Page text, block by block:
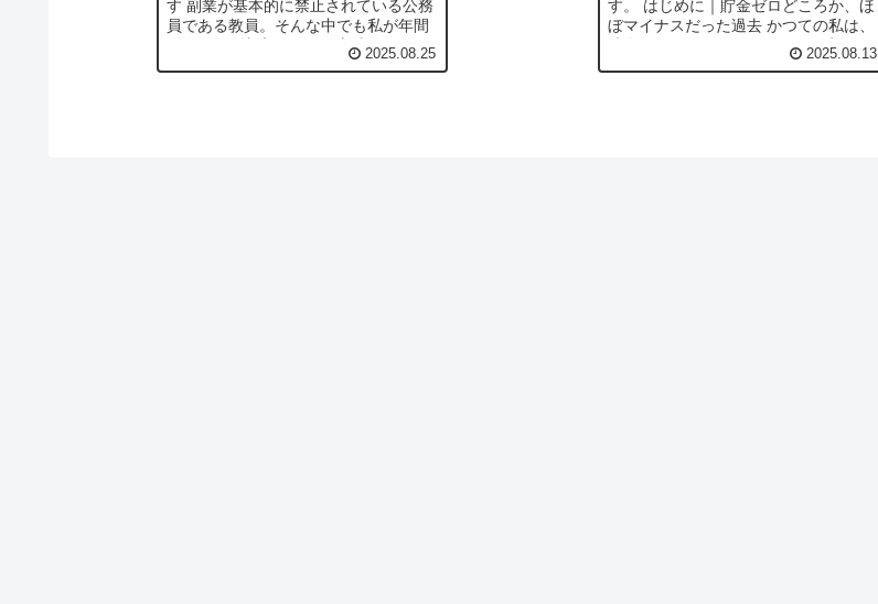
す 副業が基本的に禁止されている公務
員である教員。そんな中でも私が年間
６万円の副収入を作った方法、それは
高配当株への投資です。 公務員が投資
2025.08.25
す。 はじめに｜貯金ゼロどころか、ほ
ぼマイナスだった過去 かつての私は、
貯金ゼロどころかほぼマイナス生活。
ボーナス支給日とクレジット引き落と
2025.08.13